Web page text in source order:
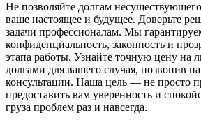
Не позволяйте долгам
ваше настоящее и будущее. Доверьте
задачи профессионалам. Мы
конфиденциальность, законность и
этапа работы. Узнайте точную цену
долгами для вашего случая, позвонив
консультации. Наша цель — не просто
предоставить вам уверенность и
груза проблем раз и навсегда.